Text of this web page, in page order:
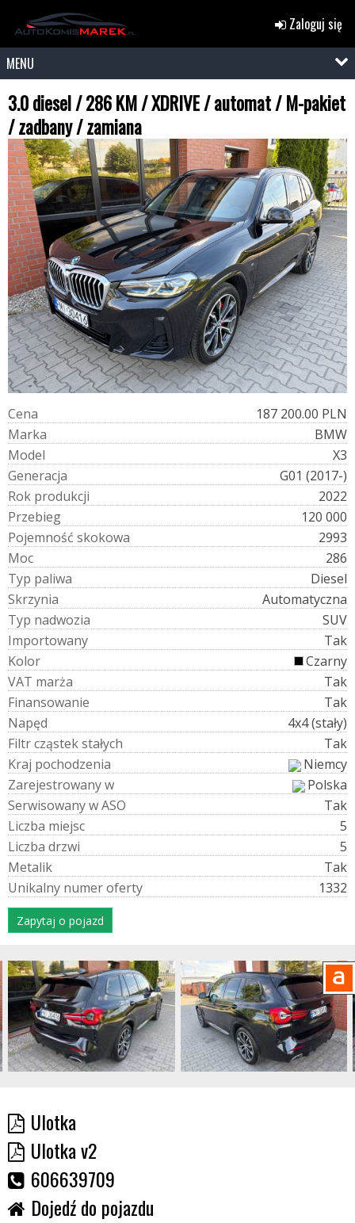
Zaloguj się
MENU
3.0 diesel / 286 KM / XDRIVE / automat / M-pakiet
/ zadbany / zamiana
Cena
187 200.00 PLN
Marka
BMW
Model
X3
Generacja
G01 (2017-)
Rok produkcji
2022
Przebieg
120 000
Pojemność skokowa
2993
Moc
286
Typ paliwa
Diesel
Skrzynia
Automatyczna
Typ nadwozia
SUV
Importowany
Tak
Kolor
Czarny
VAT marża
Tak
Finansowanie
Tak
Napęd
4x4 (stały)
Filtrcząstekstałych
Tak
Kraj pochodzenia
Niemcy
Zarejestrowanyw
Polska
SerwisowanywASO
Tak
Liczba miejsc
5
Liczba drzwi
5
Metalik
Tak
Unikalny numeroferty 1332
Zapytaj o pojazd
Ulotka
Ulotka v2
606639709
Dojedź do pojazdu